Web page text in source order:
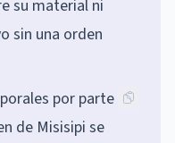
su material ni
sin una orden
por parte
de Misisipi se